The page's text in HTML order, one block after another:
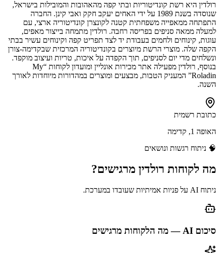
רולדין היא רשת קונדיטוריות ובתי קפה מהאהובות והמובילות בישראל,
שנוסדה בשנת 1989 על ידי האחים יעקב חקק ואבי קינן. החברה
התפתחה ממאפייה משפחתית קטנה לקונצרן קונדיטוריה ארצי, עם
למעלה ממאה סניפים בפריסה רחבה. רולדין מתמחה בייצור מאפים,
עוגות, קינוחים ולחמים בעבודת יד לצד תפריט קפה וקינוחים עשיר בבתי
הקפה שלה. מוצרי הרשת מיוצרים בקונדיטוריה המרכזית שבקדימה-צורן
ונשלחים מדי יום לסניפים, תוך הקפדה על איכות, טריות ועיצוב מוקפד.
בנוסף, רולדין מפעילה אתר מכירות אונליין ומועדון לקוחות “My
Roladin” המעניק הטבות, מבצעים ומוצרים במהדורות מיוחדות לאורך
השנה.
כתובת רשמית
האופה 1, קדימה
🧠 ניתוח רגשות ונושאים
מה לקוחות רולדין מרגישים?
ניתוח AI על פניות אמיתיות שעובדו במערכת.
סיכום AI — מה הלקוחות מרגישים